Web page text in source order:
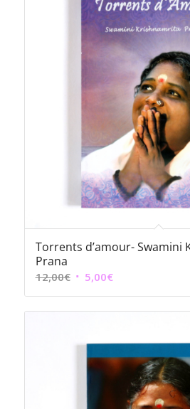
Torrents d’amour- Swamini
Prana
12,00€ Le
prix
initial
12,00€.
5,00€Le
prix
actuel
5,00€.